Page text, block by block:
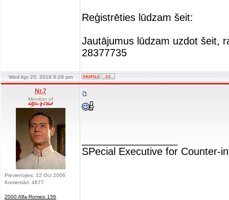
Reģistrēties lūdzam šeit:
Jautājumus lūdzam uzdot šeit,
28377735
Wed Apr 25, 2018 6:28 pm
Nr.7
Member of
Pievienojies: 12 Oct 2006
Komentāri: 4677
2000 Alfa-Romeo 156
SPecial Executive for Counter-